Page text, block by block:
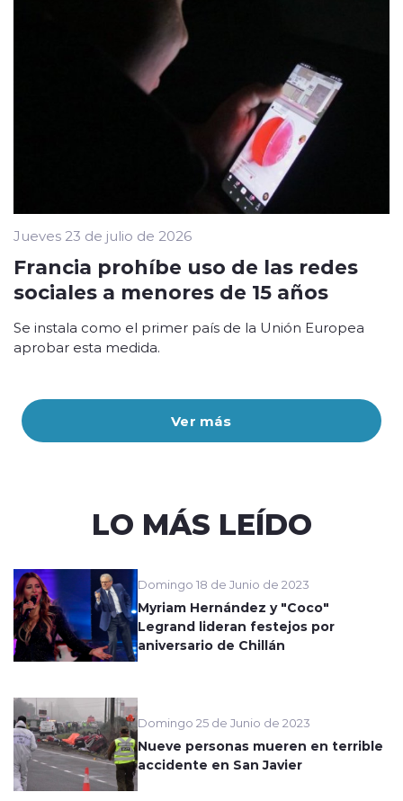
Ver más
Jueves 23 de julio de 2026
Francia prohíbe uso de las redes
sociales a menores de 15 años
Se instala como el primer país de la Unión Europea
aprobar esta medida.
LO MÁS LEÍDO
Domingo 18 de Junio de 2023
Myriam Hernández y "Coco"
Legrand lideran festejos por
aniversario de Chillán
Domingo 25 de Junio de 2023
Nueve personas mueren en terrible
accidente en San Javier